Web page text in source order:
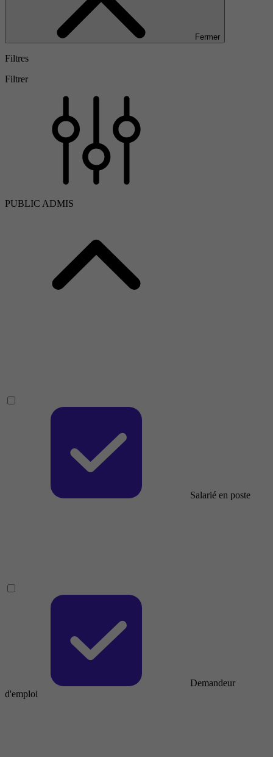
Fermer
Filtres
Filtrer
PUBLIC ADMIS
Salarié en poste
Demandeur
d'emploi